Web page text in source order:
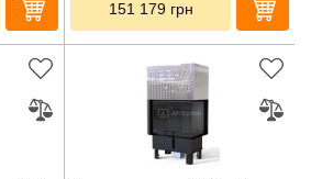
151 179 грн